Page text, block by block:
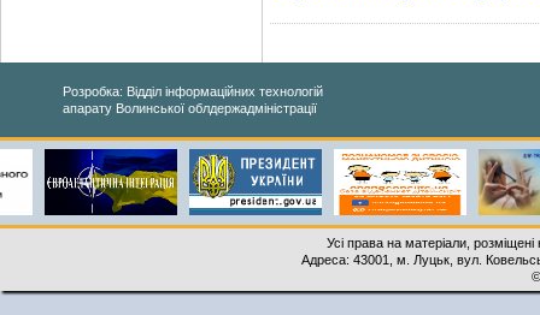
Розробка: Відділ інформаційних технологій
апарату Волинської облдержадміністрації
Усі права на матеріали,
Адреса: 43001, м. Луцьк, вул.